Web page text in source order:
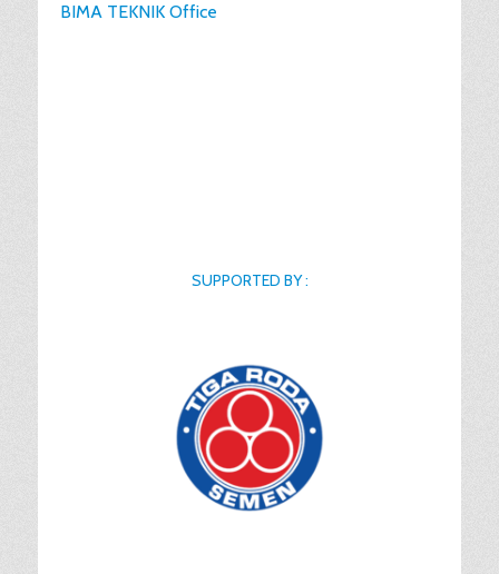
BIMA TEKNIK Office
SUPPORTED BY :